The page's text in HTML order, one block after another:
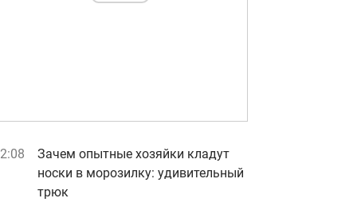
Зачем опытные хозяйки кладут
носки в морозилку: удивительный
трюк